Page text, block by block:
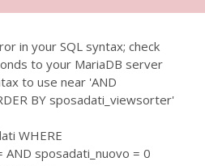
in your SQL syntax; check
to your MariaDB server
to use near 'AND
BY sposadati_viewsorter'
WHERE
sposadati_nuovo = 0